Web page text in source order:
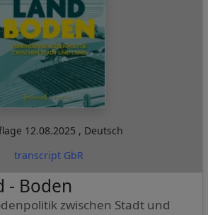
12.08.2025 , Deutsch
transcript GbR
- Boden
zwischen Stadt und